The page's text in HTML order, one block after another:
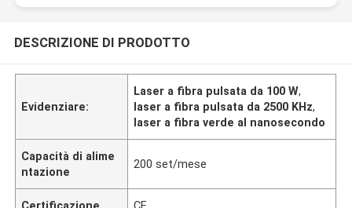
DESCRIZIONE DI PRODOTTO
Evidenziare:
Laser a fibra pulsata da 100 W,
laser a fibra pulsata da 2500 KHz,
laser a fibra verde al nanosecondo
Capacità di alime
ntazione
200 set/mese
Certificazione CE